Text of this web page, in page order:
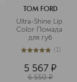
TOM FORD
Ultra-Shine Lip
Color Помада
для губ
5из 51 (1)
5 567 ¤
6 550 ¤